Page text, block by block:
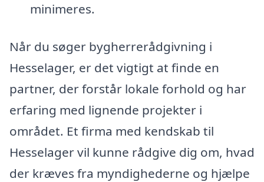
minimeres.
Når du søger bygherrerådgivning i
Hesselager, er det vigtigt at finde en
partner, der forstår lokale forhold og har
erfaring med lignende projekter i
området. Et firma med kendskab til
Hesselager vil kunne rådgive dig om, hvad
der kræves fra myndighederne og hjælpe